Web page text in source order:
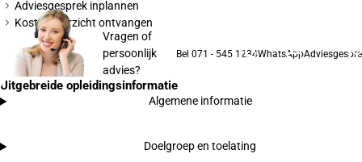
Adviesgesprek inplannen
Kostenoverzicht ontvangen
Vragen of
persoonlijk
advies?
Bel 071 - 545 1234WhatsApp
Uitgebreide opleidingsinformatie
Algemene informatie
Doelgroep en toelating